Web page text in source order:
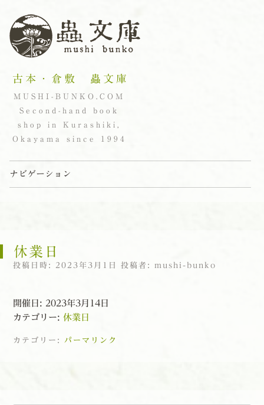
古本・倉敷 蟲文庫
MUSHI-BUNKO.COM
Second-hand book
shop in Kurashiki,
Okayama since 1994
ナビゲーション
休業日
投稿日時: 2023年3月1日 投稿者: mushi-bunko
開催日: 2023年3月14日
カテゴリー: 休業日
カテゴリー: パーマリンク